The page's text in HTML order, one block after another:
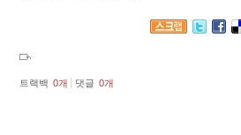
트랙백 0개 댓글 0개